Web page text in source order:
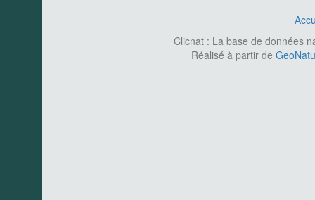
Clicnat : La base de données
Réalisé à partir de